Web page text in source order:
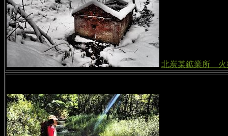
北炭某鉱業所 火